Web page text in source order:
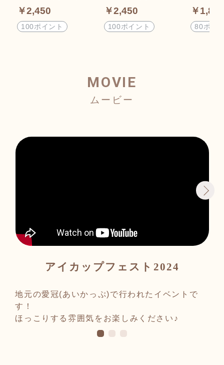
チーズケーキ（プレ
ーン）／4号サイズ
（直径約12cm） ※
￥2,450
100ポイント
チーズケーキ（あず
き）／4号サイズ（直
径約12cm） ※ 離島
￥2,450
100ポイント
チーズ
NE）／
（直径
￥
80ポイ
MOVIE
アイカップフェスト2024
地元の愛冠(あいかっぷ)で行われたイベントで
す！
ほっこりする雰囲気をお楽しみください♪